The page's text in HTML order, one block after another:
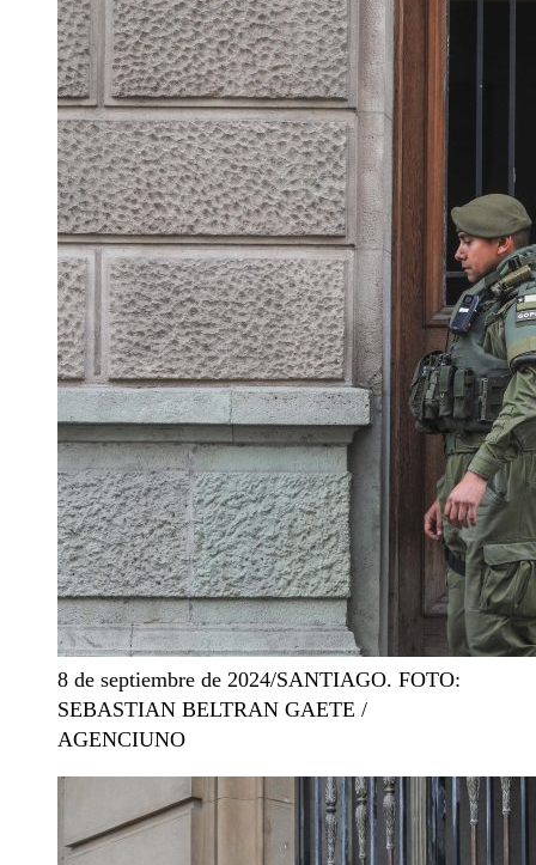
8 de septiembre de 2024/SANTIAGO. FOTO:
SEBASTIAN BELTRAN GAETE /
AGENCIUNO